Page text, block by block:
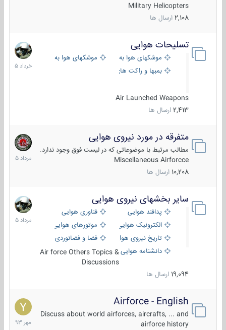
Military Helicopters
2,108 ارسال ها
تسلیحات هوایی
موشکهای هوا به هوا
موشکهای هوا به سطح
بمبها و راکت های هوایی
Air Launched Weapons
2,413 ارسال ها
30
خرداد
1405
متفرقه در مورد نیروی هوایی
مطالب مرتبط با موضوعاتی که در لیست فوق وجود ندارد.
Miscellaneous Airforcce
10,208 ارسال ها
7
مرداد
1405
سایر بخشهای نیروی هوایی
پدافند هوایی
فناوری هوایی
الکترونیک هوایی
موتورهای هوایی
تاریخ نیروی هوایی
فضا و فضانوردی
دانشنامه هواییAir force Others Topics &
Discussions
19,094 ارسال ها
2
مرداد
1405
Airforce - English
Discuss about world airforces, aircrafts, ... and
airforce history
15
مهر
1393